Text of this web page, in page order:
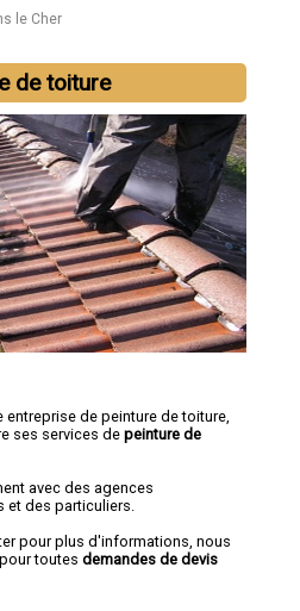
le Cher
de toiture
entreprise de peinture de toiture,
ses services de peinture de
avec des agences
des particuliers.
pour plus d'informations, nous
toutes demandes de devis